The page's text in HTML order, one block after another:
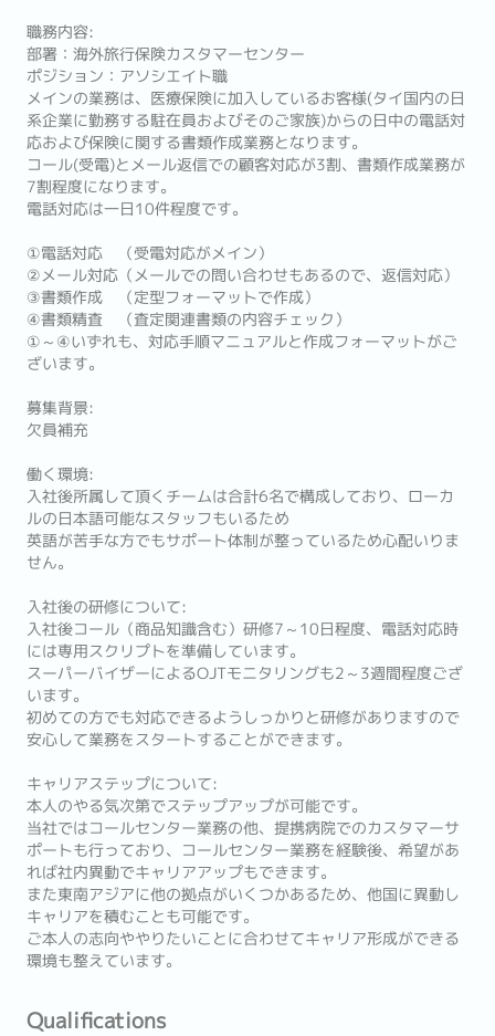
職務内容:
部署：海外旅行保険カスタマーセンター
ポジション：アソシエイト職
メインの業務は、医療保険に加入しているお客様(タイ国内の日
系企業に勤務する駐在員およびそのご家族)からの日中の電話対
応および保険に関する書類作成業務となります。
コール(受電)とメール返信での顧客対応が3割、書類作成業務が
7割程度になります。
電話対応は一日10件程度です。
①電話対応 （受電対応がメイン）
②メール対応（メールでの問い合わせもあるので、返信対応）
③書類作成 （定型フォーマットで作成）
④書類精査 （査定関連書類の内容チェック）
①～④いずれも、対応手順マニュアルと作成フォーマットがご
ざいます。
募集背景:
欠員補充
働く環境:
入社後所属して頂くチームは合計6名で構成しており、ローカ
ルの日本語可能なスタッフもいるため
英語が苦手な方でもサポート体制が整っているため心配いりま
せん。
入社後の研修について:
入社後コール（商品知識含む）研修7～10日程度、電話対応時
には専用スクリプトを準備しています。
スーパーバイザーによるOJTモニタリングも2～3週間程度ござ
います。
初めての方でも対応できるようしっかりと研修がありますので
安心して業務をスタートすることができます。
キャリアステップについて:
本人のやる気次第でステップアップが可能です。
当社ではコールセンター業務の他、提携病院でのカスタマーサ
ポートも行っており、コールセンター業務を経験後、希望があ
れば社内異動でキャリアアップもできます。
また東南アジアに他の拠点がいくつかあるため、他国に異動し
キャリアを積むことも可能です。
ご本人の志向ややりたいことに合わせてキャリア形成ができる
環境も整えています。
Qualifications